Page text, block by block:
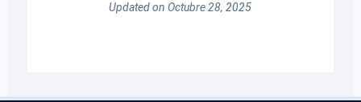
Updated on Octubre 28, 2025